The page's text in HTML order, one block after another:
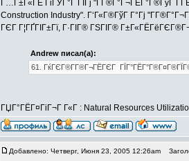
Г…Г±Г«ГЁ ГіГЎГ°Г ГІГј "Г­Г®Г°Г¬ГЁГ°Г®ГўГ
Construction Industry". Г‘Г«Г®ГўГ Г°Гј
ГЄГ Г¦ГҐГІГ±Гї, Г·ГІГ® ГЅГІГ®
Andrew писал(а):
61. ГќГЄГ®Г­Г®Г¬ГЁГЄГ
ГЏГ°ГЁГ¤ГіГ¬Г Г«Г : Natural Resources
Добавлено: Четверг, Июня 23, 2005 12:26am